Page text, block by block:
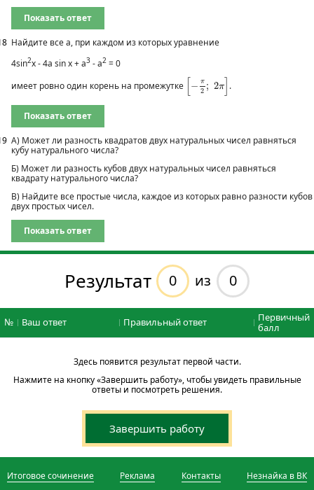
Показать ответ
Найдите все а, при каждом из которых уравнение
4sin2x - 4a sin x + a3 - a2 = 0
имеет ровно один корень на промежутке
− π
2 ; 2π]
[− π2 ]
.
Показать ответ
А) Может ли разность квадратов двух натуральных чисел равняться
кубу натурального числа?
Б) Может ли разность кубов двух натуральных чисел равняться
квадрату натурального числа?
В) Найдите все простые числа, каждое из которых равно разности кубов
двух простых чисел.
Показать ответ
Результат 0 из 0
№ Ваш ответ Правильный ответ
Первичный
балл
Здесь появится результат первой части.
Нажмите на кнопку «Завершить работу», чтобы увидеть правильные
ответы и посмотреть решения.
Завершить работу
Итоговое сочинение Реклама Контакты Незнайка в ВК